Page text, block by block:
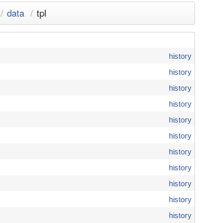
/ data / tpl
history
history
history
history
history
history
history
history
history
history
history